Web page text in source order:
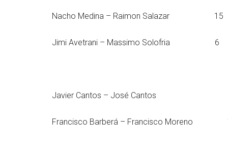
Nacho Medina – Raimon Salazar 15
Jimi Avetrani – Massimo Solofria 6
Javier Cantos – José Cantos
Francisco Barberá – Francisco Moreno